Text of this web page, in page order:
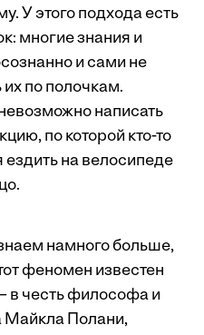
У этого подхода есть
многие знания и
и сами не
по полочкам.
написать
по которой кто-то
ездить на велосипеде
намного больше,
феномен известен
в честь философа и
Майкла Полани,